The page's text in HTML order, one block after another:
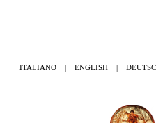
ITALIANO | ENGLISH |